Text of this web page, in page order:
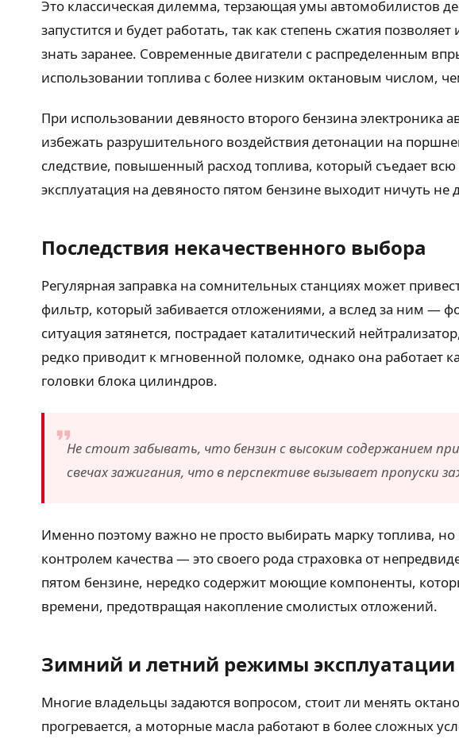
Это классическая дилемма, терзающая умы автомобилистов
запустится и будет работать, так как степень сжатия
знать заранее. Современные двигатели с распределенным
использовании топлива с более низким октановым числом,
При использовании девяносто второго бензина электроника
избежать разрушительного воздействия детонации на
следствие, повышенный расход топлива, который съедает
эксплуатация на девяносто пятом бензине выходит ничуть
Последствия некачественного выбора
Регулярная заправка на сомнительных станциях может
фильтр, который забивается отложениями, а вслед за ним —
ситуация затянется, пострадает каталитический
редко приводит к мгновенной поломке, однако она
головки блока цилиндров.
Не стоит забывать, что бензин с высоким содержанием
свечах зажигания, что в перспективе вызывает пропуски
Именно поэтому важно не просто выбирать марку топлива,
контролем качества — это своего рода страховка от
пятом бензине, нередко содержит моющие компоненты,
времени, предотвращая накопление смолистых отложений.
Зимний и летний режимы эксплуатации
Многие владельцы задаются вопросом, стоит ли менять
прогревается, а моторные масла работают в более сложных